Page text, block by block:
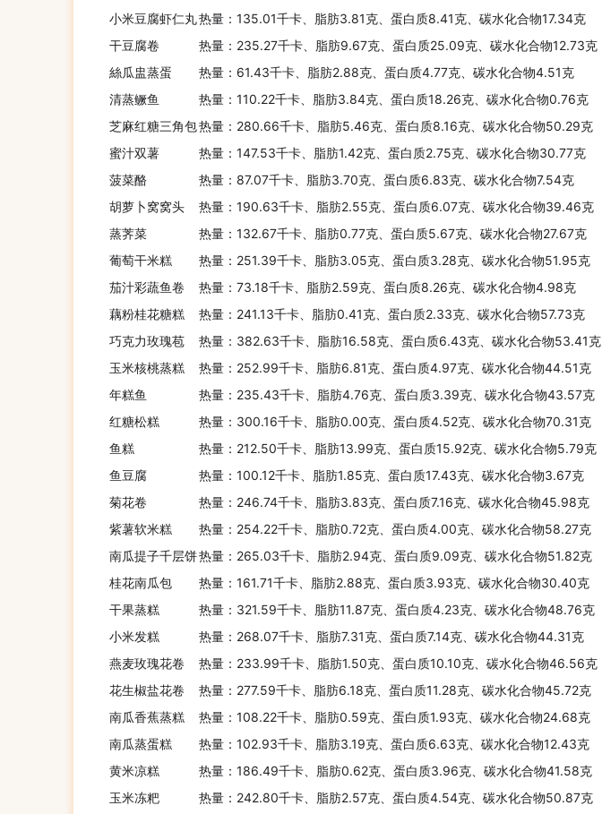
小米豆腐虾仁丸热量：135.01千卡、脂肪3.81克、蛋白质8.41克、碳水化合物17.34克
干豆腐卷
热量：235.27千卡、脂肪9.67克、蛋白质25.09克、碳水化合物12.73克
絲瓜盅蒸蛋
热量：61.43千卡、脂肪2.88克、蛋白质4.77克、碳水化合物4.51克
清蒸鳜鱼
热量：110.22千卡、脂肪3.84克、蛋白质18.26克、碳水化合物0.76克
芝麻红糖三角包热量：280.66千卡、脂肪5.46克、蛋白质8.16克、碳水化合物50.29克
蜜汁双薯
热量：147.53千卡、脂肪1.42克、蛋白质2.75克、碳水化合物30.77克
菠菜酪
热量：87.07千卡、脂肪3.70克、蛋白质6.83克、碳水化合物7.54克
胡萝卜窝窝头
热量：190.63千卡、脂肪2.55克、蛋白质6.07克、碳水化合物39.46克
蒸荠菜
热量：132.67千卡、脂肪0.77克、蛋白质5.67克、碳水化合物27.67克
葡萄干米糕
热量：251.39千卡、脂肪3.05克、蛋白质3.28克、碳水化合物51.95克
茄汁彩蔬鱼卷
热量：73.18千卡、脂肪2.59克、蛋白质8.26克、碳水化合物4.98克
藕粉桂花糖糕
热量：241.13千卡、脂肪0.41克、蛋白质2.33克、碳水化合物57.73克
巧克力玫瑰苞
热量：382.63千卡、脂肪16.58克、蛋白质6.43克、碳水化合物53.41克
玉米核桃蒸糕
热量：252.99千卡、脂肪6.81克、蛋白质4.97克、碳水化合物44.51克
年糕鱼
热量：235.43千卡、脂肪4.76克、蛋白质3.39克、碳水化合物43.57克
红糖松糕
热量：300.16千卡、脂肪0.00克、蛋白质4.52克、碳水化合物70.31克
鱼糕
热量：212.50千卡、脂肪13.99克、蛋白质15.92克、碳水化合物5.79克
鱼豆腐
热量：100.12千卡、脂肪1.85克、蛋白质17.43克、碳水化合物3.67克
菊花卷
热量：246.74千卡、脂肪3.83克、蛋白质7.16克、碳水化合物45.98克
紫薯软米糕
热量：254.22千卡、脂肪0.72克、蛋白质4.00克、碳水化合物58.27克
南瓜提子千层饼热量：265.03千卡、脂肪2.94克、蛋白质9.09克、碳水化合物51.82克
桂花南瓜包
热量：161.71千卡、脂肪2.88克、蛋白质3.93克、碳水化合物30.40克
干果蒸糕
热量：321.59千卡、脂肪11.87克、蛋白质4.23克、碳水化合物48.76克
小米发糕
热量：268.07千卡、脂肪7.31克、蛋白质7.14克、碳水化合物44.31克
燕麦玫瑰花卷
热量：233.99千卡、脂肪1.50克、蛋白质10.10克、碳水化合物46.56克
花生椒盐花卷
热量：277.59千卡、脂肪6.18克、蛋白质11.28克、碳水化合物45.72克
南瓜香蕉蒸糕
热量：108.22千卡、脂肪0.59克、蛋白质1.93克、碳水化合物24.68克
南瓜蒸蛋糕
热量：102.93千卡、脂肪3.19克、蛋白质6.63克、碳水化合物12.43克
黄米凉糕
热量：186.49千卡、脂肪0.62克、蛋白质3.96克、碳水化合物41.58克
玉米冻粑
热量：242.80千卡、脂肪2.57克、蛋白质4.54克、碳水化合物50.87克